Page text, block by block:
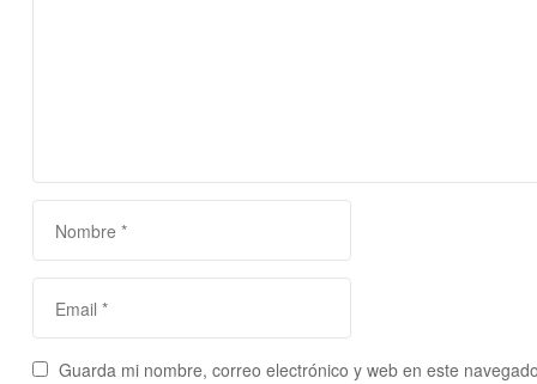
Guarda mi nombre, correo electrónico y web en este